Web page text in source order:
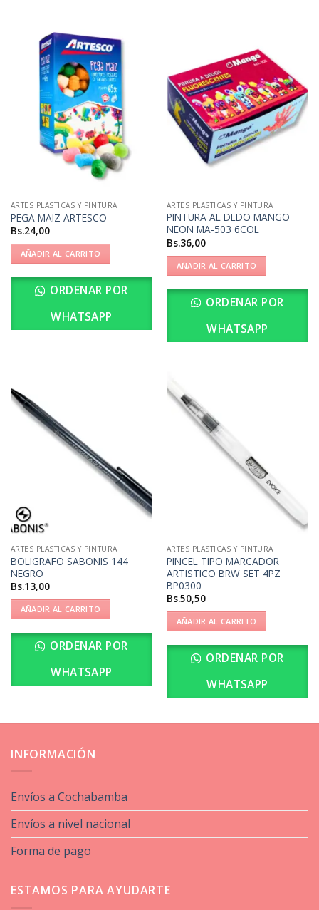
ARTES PLASTICAS Y PINTURA
PEGA MAIZ ARTESCO
Bs.24,00
AÑADIR AL CARRITO
ORDENAR POR
WHATSAPP
ARTES PLASTICAS Y PINTURA
PINTURA AL DEDO MANGO
NEON MA-503 6COL
Bs.36,00
AÑADIR AL CARRITO
ORDENAR POR
WHATSAPP
ARTES PLASTICAS Y PINTURA
BOLIGRAFO SABONIS 144
NEGRO
Bs.13,00
AÑADIR AL CARRITO
ORDENAR POR
WHATSAPP
ARTES PLASTICAS Y PINTURA
PINCEL TIPO MARCADOR
ARTISTICO BRW SET 4PZ
BP0300
Bs.50,50
AÑADIR AL CARRITO
ORDENAR POR
WHATSAPP
INFORMACIÓN
Envíos a Cochabamba
Envíos a nivel nacional
Forma de pago
ESTAMOS PARA AYUDARTE